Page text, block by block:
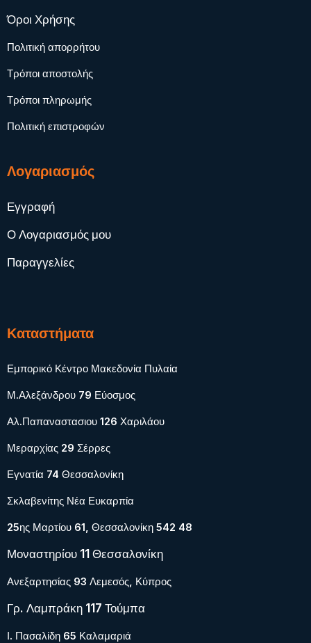
Όροι Χρήσης
Πολιτική απορρήτου
Τρόποι αποστολής
Τρόποι πληρωμής
Πολιτική επιστροφών
Λογαριασμός
Εγγραφή
Ο Λογαριασμός μου
Παραγγελίες
Καταστήματα
Εμπορικό Κέντρο Μακεδονία Πυλαία
Μ.Αλεξάνδρου 79 Εύοσμος
Αλ.Παπαναστασιου 126 Χαριλάου
Μεραρχίας 29 Σέρρες
Εγνατία 74 Θεσσαλονίκη
Σκλαβενίτης Νέα Ευκαρπία
25ης Μαρτίου 61, Θεσσαλονίκη 542 48
Μοναστηρίου 11 Θεσσαλονίκη
Ανεξαρτησίας 93 Λεμεσός, Κύπρος
Γρ. Λαμπράκη 117 Τούμπα
Ι. Πασαλίδη 65 Καλαμαριά